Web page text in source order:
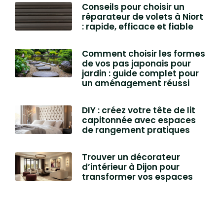
Conseils pour choisir un
réparateur de volets à Niort
: rapide, efficace et fiable
Comment choisir les formes
de vos pas japonais pour
jardin : guide complet pour
un aménagement réussi
DIY : créez votre tête de lit
capitonnée avec espaces
de rangement pratiques
Trouver un décorateur
d’intérieur à Dijon pour
transformer vos espaces